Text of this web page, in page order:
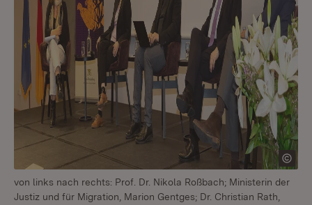
von links nach rechts: Prof. Dr. Nikola Roßbach; Ministerin der
Justiz und für Migration, Marion Gentges; Dr. Christian Rath,